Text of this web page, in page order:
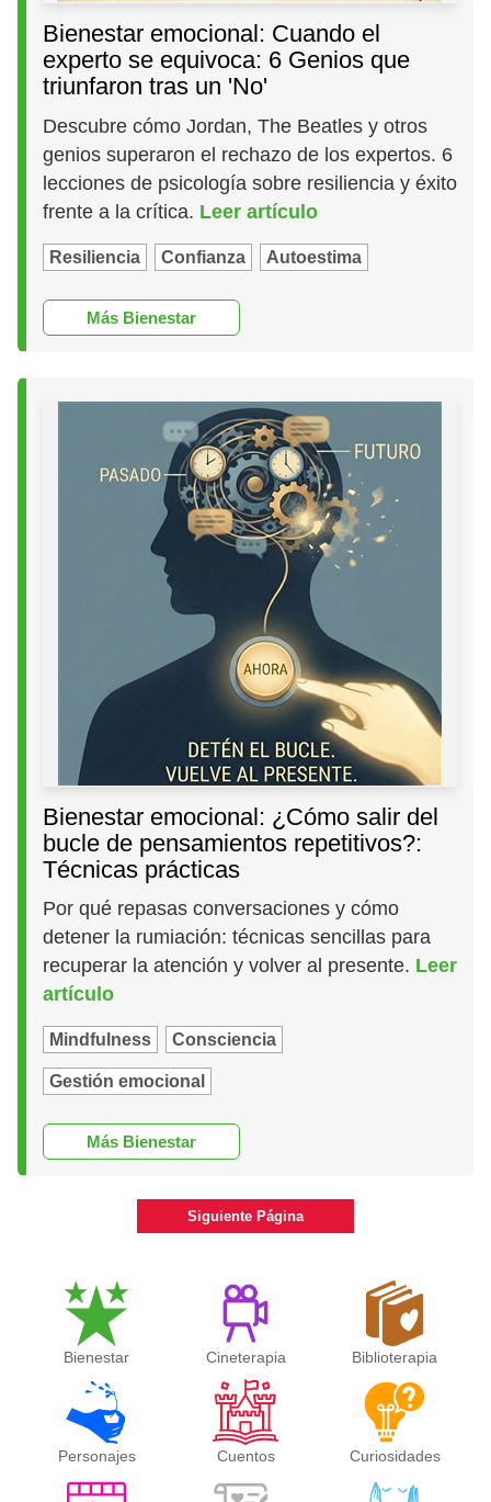
Bienestar emocional: Cuando el
experto se equivoca: 6 Genios que
triunfaron tras un 'No'
Descubre cómo Jordan, The Beatles y otros
genios superaron el rechazo de los expertos. 6
lecciones de psicología sobre resiliencia y éxito
frente a la crítica. Leer artículo
Resiliencia Confianza Autoestima
Más Bienestar
Bienestar emocional: ¿Cómo salir del
bucle de pensamientos repetitivos?:
Técnicas prácticas
Por qué repasas conversaciones y cómo
detener la rumiación: técnicas sencillas para
recuperar la atención y volver al presente. Leer
artículo
Mindfulness Consciencia
Gestión emocional
Más Bienestar
Siguiente Página
Bienestar Cineterapia Biblioterapia
Personajes Cuentos Curiosidades